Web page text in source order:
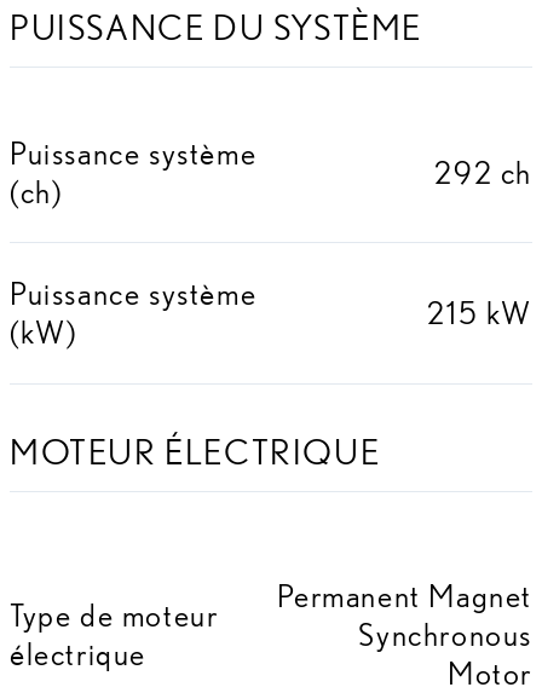
PUISSANCE DU SYSTÈME
Puissance système
(ch)
292 ch
Puissance système
(kW)
215 kW
MOTEUR ÉLECTRIQUE
Type de moteur
électrique
Permanent Magnet
Synchronous
Motor